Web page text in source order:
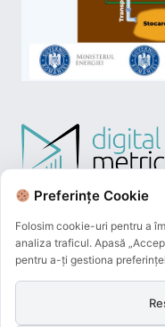
Preferințe Cookie
Folosim cookie-uri pentru a
analiza traficul. Apasă
pentru a-ți gestiona